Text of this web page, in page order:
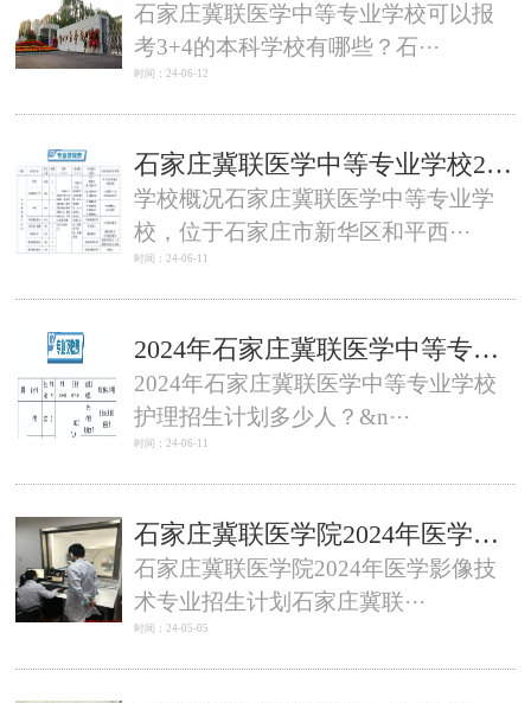
石家庄冀联医学中等专业学校可以报
考3+4的本科学校有哪些？石···
时间：24-06-12
石家庄冀联医学中等专业学校2024年秋季招生简章（文字版）
学校概况石家庄冀联医学中等专业学
校，位于石家庄市新华区和平西···
时间：24-06-11
2024年石家庄冀联医学中等专业学校护理招生计划多少人？
2024年石家庄冀联医学中等专业学校
护理招生计划多少人？&n···
时间：24-06-11
石家庄冀联医学院2024年医学影像技术专业招生计划及专业介绍
石家庄冀联医学院2024年医学影像技
术专业招生计划石家庄冀联···
时间：24-05-05